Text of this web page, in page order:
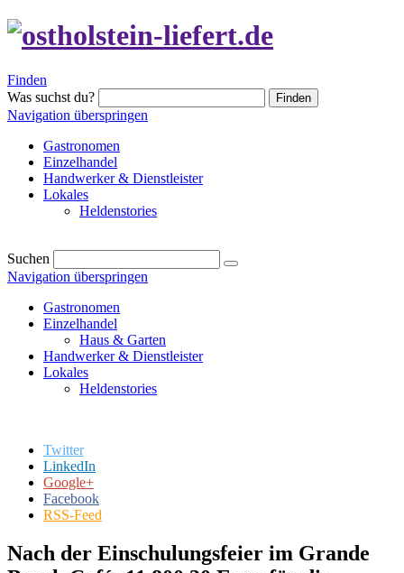
Finden
Was suchst du?
Finden
Navigation überspringen
Gastronomen
Einzelhandel
Handwerker & Dienstleister
Lokales
Heldenstories
Suchen
Navigation überspringen
Gastronomen
Einzelhandel
Haus & Garten
Handwerker & Dienstleister
Lokales
Heldenstories
Twitter
LinkedIn
Google+
Facebook
RSS-Feed
Nach der Einschulungsfeier im Grande